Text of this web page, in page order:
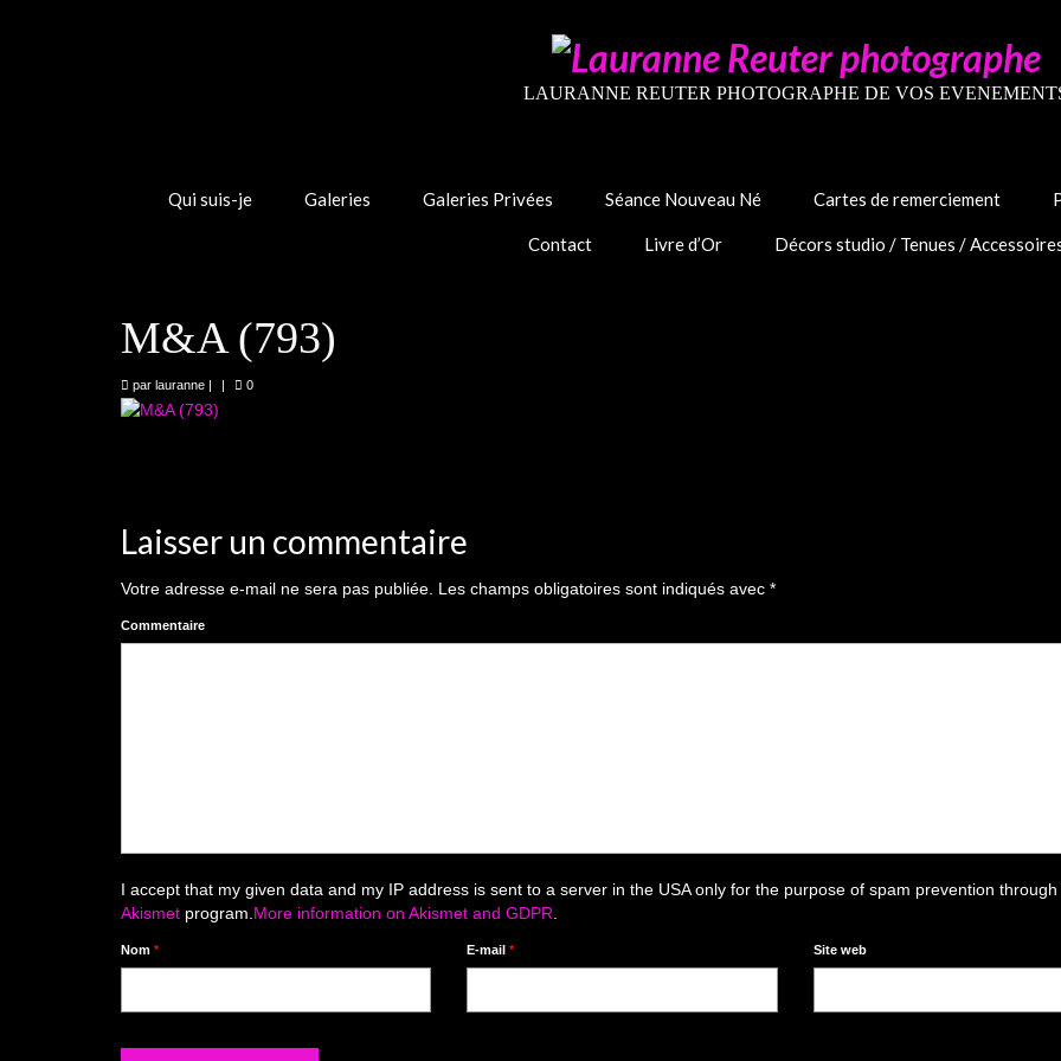
LAURANNE REUTER PHOTOGRAPHE DE VOS
Qui suis-je Galeries Galeries Privées Séance Nouveau Né Cartes de remerciement
Contact Livre d’Or Décors studio / Tenues /
M&A (793)
par lauranne | | 0
Laisser un commentaire
Votre adresse e-mail ne sera pas publiée. Les champs obligatoires sont indiqués avec *
Commentaire
I accept that my given data and my IP address is sent to a server in the USA only for the purpose of spam prevention through
Akismet program. More information on Akismet and GDPR
Nom * E-mail* Site web